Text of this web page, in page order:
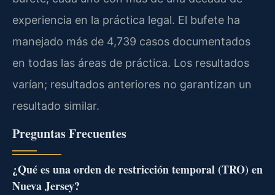
experiencia en la práctica legal. El bufete ha
manejado más de 4,739 casos documentados
en todas las áreas de práctica. Los resultados
varían; resultados anteriores no garantizan un
resultado similar.
Preguntas Frecuentes
¿Qué es una orden de restricción temporal (TRO) en
Nueva Jersey?